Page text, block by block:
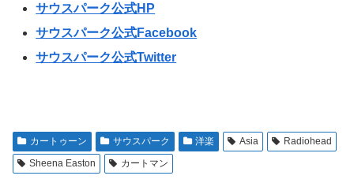
サウスパーク公式HP
サウスパーク公式Facebook
サウスパーク公式Twitter
カートゥーン サウスパーク 洋楽 Asia
Radiohead
Sheena Easton
カートマン